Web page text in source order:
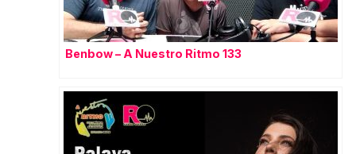
Benbow – A Nuestro Ritmo 133